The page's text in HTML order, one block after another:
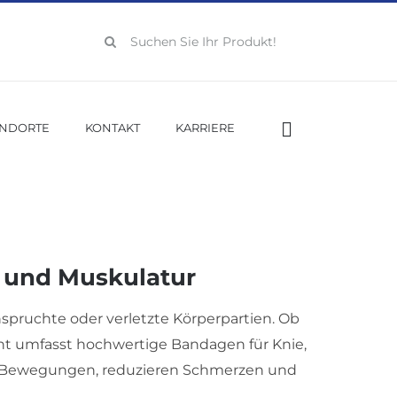
Suche
KONTAKT KARRIERE
Muskulatur
oder verletzte Körperpartien. Ob
umfasst hochwertige Bandagen für Knie,
reduzieren Schmerzen und